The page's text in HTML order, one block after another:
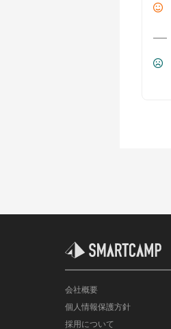
会社概要
個人情報保護方針
採用について